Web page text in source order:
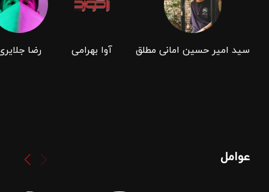
سید امیر حسین امانی مطلق آوا بهرامی رضا
عوامل